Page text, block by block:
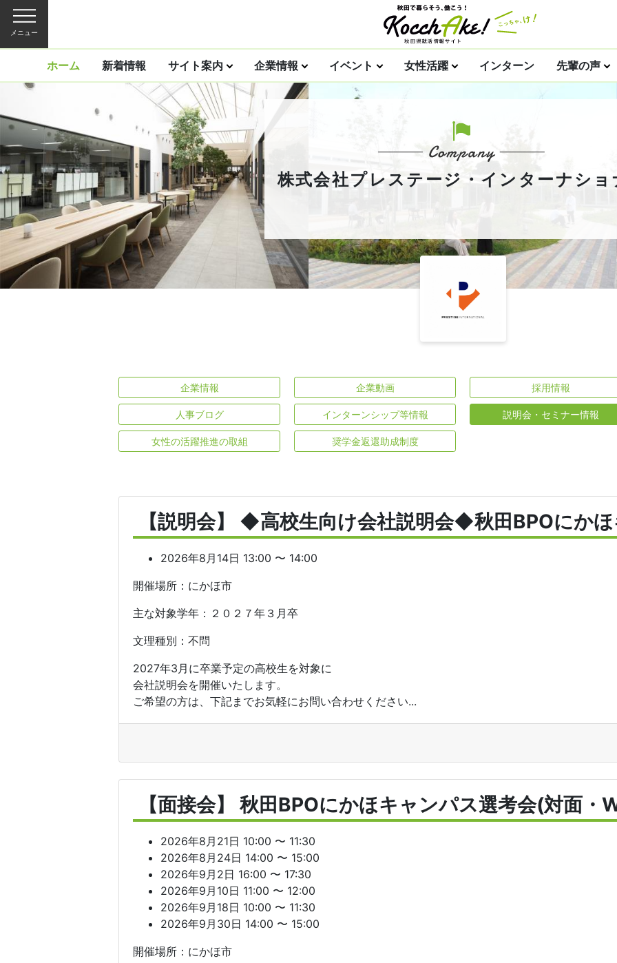
メニュー
ホーム 新着情報 サイト案内 企業情報 イベント 女性活躍 インターン 先輩の声
株式会社プレステージ・インターナショ
企業情報 企業動画 採用情報
人事ブログ インターンシップ等情報 説明会・セミナー情報
女性の活躍推進の取組 奨学金返還助成制度
【説明会】 ◆高校生向け会社説明会◆秋田BPOにか
2026年8月14日 13:00 〜 14:00
開催場所：にかほ市
主な対象学年：２０２７年３月卒
文理種別：不問
2027年3月に卒業予定の高校生を対象に
会社説明会を開催いたします。
ご希望の方は、下記までお気軽にお問い合わせください...
【面接会】 秋田BPOにかほキャンパス選考会(対面・
2026年8月21日 10:00 〜 11:30
2026年8月24日 14:00 〜 15:00
2026年9月2日 16:00 〜 17:30
2026年9月10日 11:00 〜 12:00
2026年9月18日 10:00 〜 11:30
2026年9月30日 14:00 〜 15:00
開催場所：にかほ市